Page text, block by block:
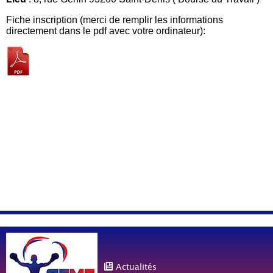
Fiche inscription (merci de remplir les informations
directement dans le pdf avec votre ordinateur):
Actualités